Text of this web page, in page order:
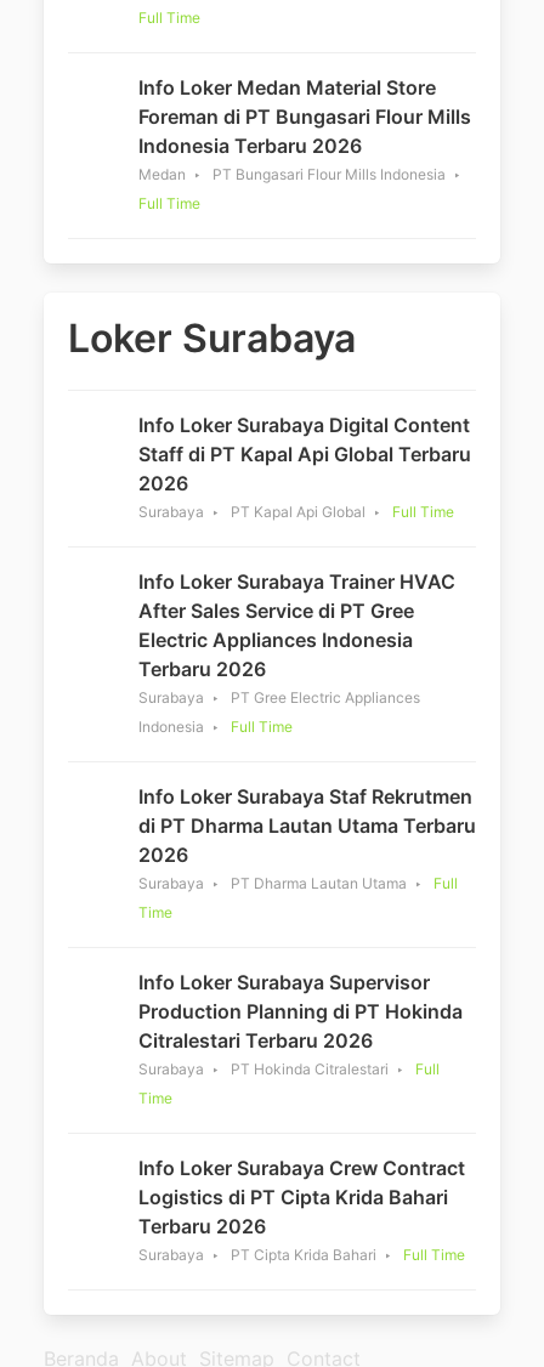
Full Time
Info Loker Medan Material Store
Foreman di PT Bungasari Flour Mills
Indonesia Terbaru 2026
Medan
PT Bungasari Flour Mills Indonesia
Full Time
Loker Surabaya
Info Loker Surabaya Digital Content
Staff di PT Kapal Api Global Terbaru
2026
Surabaya PT Kapal Api Global Full Time
Info Loker Surabaya Trainer HVAC
After Sales Service di PT Gree
Electric Appliances Indonesia
Terbaru 2026
Surabaya
PT Gree Electric Appliances
Indonesia
Full Time
Info Loker Surabaya Staf Rekrutmen
di PT Dharma Lautan Utama Terbaru
2026
Surabaya PT Dharma Lautan Utama
Full
Time
Info Loker Surabaya Supervisor
Production Planning di PT Hokinda
Citralestari Terbaru 2026
Surabaya PT Hokinda Citralestari
Full
Time
Info Loker Surabaya Crew Contract
Logistics di PT Cipta Krida Bahari
Terbaru 2026
Surabaya PT Cipta Krida Bahari Full Time
Beranda About Sitemap Contact